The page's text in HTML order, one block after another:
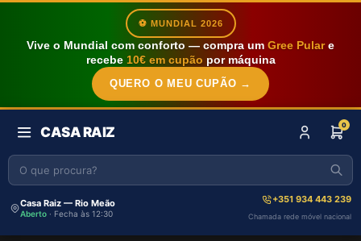
⚽ MUNDIAL 2026
Vive o Mundial com conforto — compra um Gree Pulare
recebe 10€ em cupão por máquina
QUERO O MEU CUPÃO →
CASA RAIZ 0
Casa Raiz — Rio Meão
Aberto · Fecha às 12:30
+351 934 443 239
Chamada rede móvel nacional